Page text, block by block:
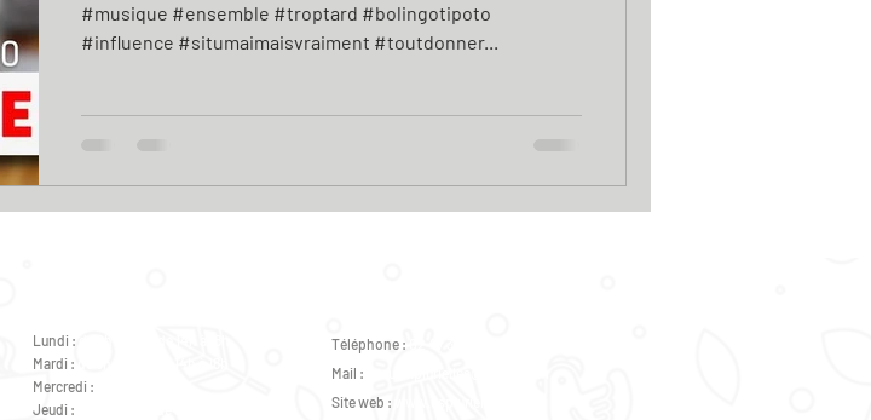
#musique #ensemble #troptard #bolingotipoto
#influence #situmaimaisvraiment #toutdonner...
Lundi :
Mardi :
Mercredi :
Jeudi :
Téléphone :
Mail :
Site web :